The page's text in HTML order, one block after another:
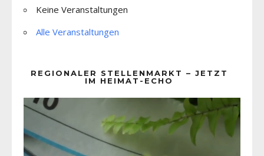
Keine Veranstaltungen
Alle Veranstaltungen
REGIONALER STELLENMARKT – JETZT
IM HEIMAT-ECHO
Player